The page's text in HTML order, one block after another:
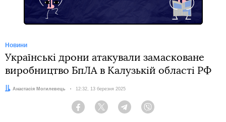
Новини
Українські дрони атакували замасковане
виробництво БпЛА в Калузькій області РФ
Автор:
Анастасія Могилевець Дата:
12:32, 13 березня 2025
Facebook Twitter Telegram